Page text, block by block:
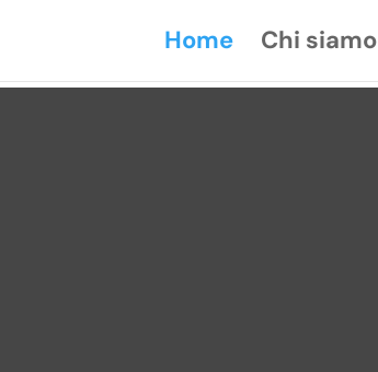
Home Chi siamo